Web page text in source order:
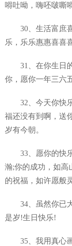
嘚吐呦，嗨呸啵嘶
30、生活富庶喜
乐，乐乐惠惠喜喜
31、在你生日的
你，愿你一年三六
32、今天你快乐
福还没有到啊，送
岁有今朝。
33、愿你的快乐
瀚;你的成功，如高
的祝福，如许愿般
34、虽然你已大
是岁!生日快乐!
35、我用真心画